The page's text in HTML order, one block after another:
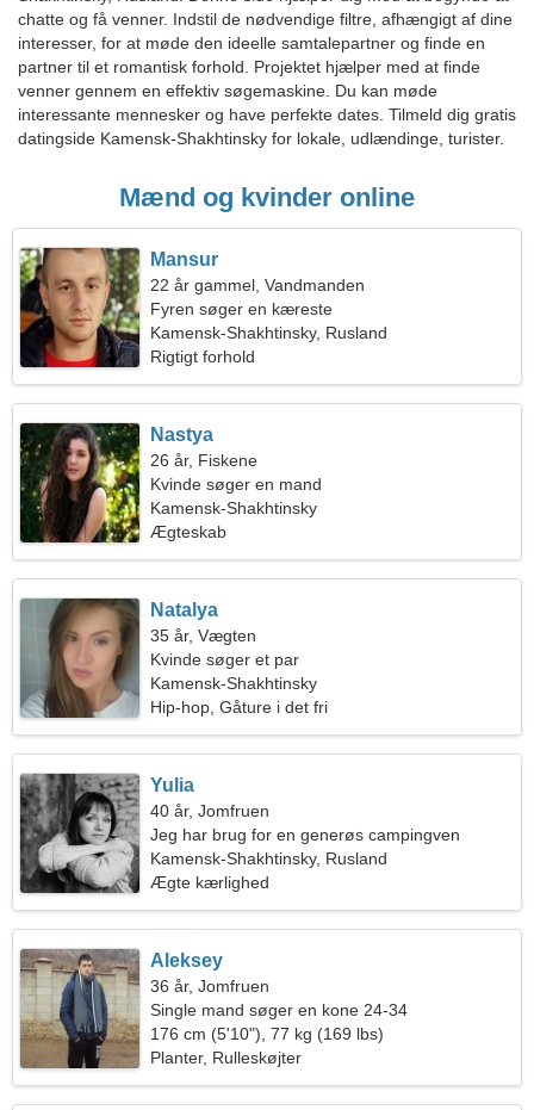
chatte og få venner. Indstil de nødvendige filtre, afhængigt af dine
interesser, for at møde den ideelle samtalepartner og finde en
partner til et romantisk forhold. Projektet hjælper med at finde
venner gennem en effektiv søgemaskine. Du kan møde
interessante mennesker og have perfekte dates. Tilmeld dig gratis
datingside Kamensk-Shakhtinsky for lokale, udlændinge, turister.
Mænd og kvinder online
Mansur
22 år gammel, Vandmanden
Fyren søger en kæreste
Kamensk-Shakhtinsky, Rusland
Rigtigt forhold
Nastya
26 år, Fiskene
Kvinde søger en mand
Kamensk-Shakhtinsky
Ægteskab
Natalya
35 år, Vægten
Kvinde søger et par
Kamensk-Shakhtinsky
Hip-hop, Gåture i det fri
Yulia
40 år, Jomfruen
Jeg har brug for en generøs campingven
Kamensk-Shakhtinsky, Rusland
Ægte kærlighed
Aleksey
36 år, Jomfruen
Single mand søger en kone 24-34
176 cm (5'10"), 77 kg (169 lbs)
Planter, Rulleskøjter